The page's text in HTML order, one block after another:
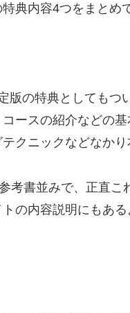
典内容4つをまとめ
版の特典としてもつ
ースの紹介などの
クニックなどなかり
考書並みで、正直こ
の内容説明にもあ